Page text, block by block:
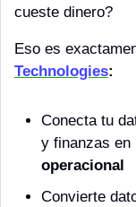
cueste dinero?
Eso es
Technologies:
Conecta tu
y finanzas en
operacional
Convierte